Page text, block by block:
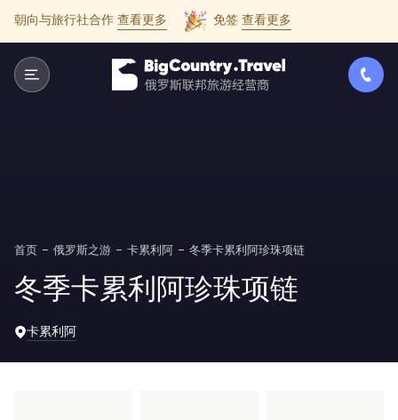
朝向与旅行社合作 查看更多 免签 查看更多
首页 俄罗斯之游 卡累利阿 冬季卡累利阿珍珠项链
冬季卡累利阿珍珠项链
卡累利阿